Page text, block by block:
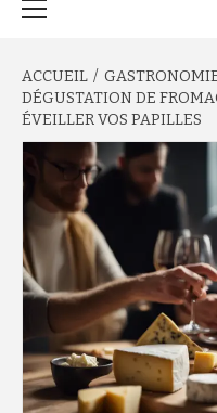
ACCUEIL
DÉGUSTATION DE
ÉVEILLER VOS PAPILLES